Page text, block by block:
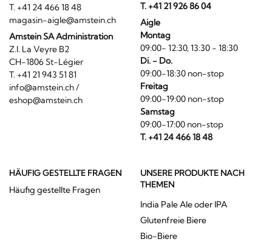
T. +41 24 466 18 48
magasin-aigle@amstein.ch
Amstein SA Administration
Z.I. La Veyre B2
CH-1806 St-Légier
T. +41 21 943 51 81
info@amstein.ch/
eshop@amstein.ch
T. +41 21 926 86 04
Aigle
Montag
09:00- 12:30, 13:30 - 18:30
Di. - Do.
09:00-18:30 non-stop
Freitag
09:00-19:00 non-stop
Samstag
09:00-17:00 non-stop
T. +41 24 466 18 48
HÄUFIG GESTELLTE FRAGEN
Häufig gestellte Fragen
UNSERE PRODUKTE NACH
THEMEN
India Pale Ale oder IPA
Glutenfreie Biere
Bio-Biere